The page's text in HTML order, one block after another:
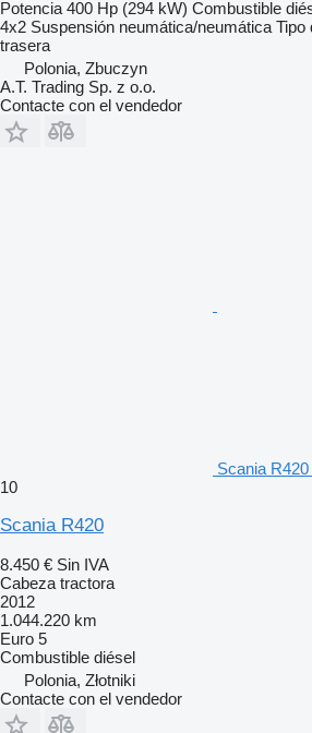
Potencia 400 Hp (294 kW) Combustible
4x2 Suspensión neumática/neumática Tipo
trasera
Polonia, Zbuczyn
A.T. Trading Sp. z o.o.
Contacte con el vendedor
Scania
10
Scania R420
8.450 € Sin IVA
Cabeza tractora
2012
1.044.220 km
Euro 5
Combustible diésel
Polonia, Złotniki
Contacte con el vendedor